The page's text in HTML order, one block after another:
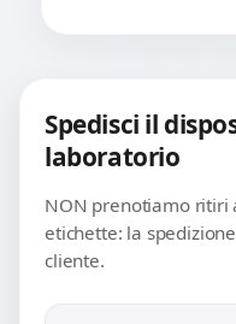
Spedisci il
laboratorio
NON prenotiamo ritiri
etichette: la
cliente.